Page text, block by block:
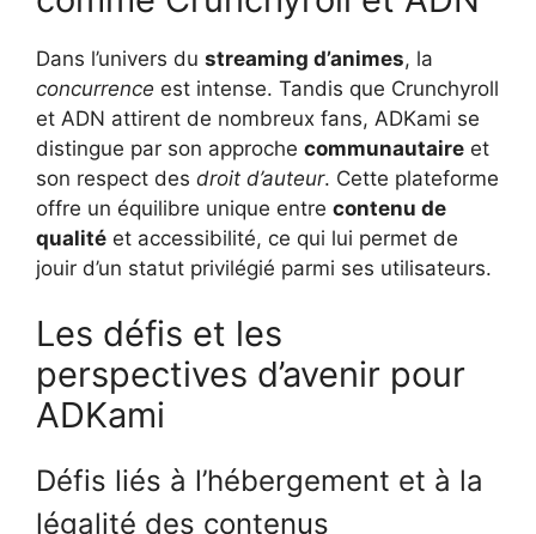
Dans l’univers du streaming d’animes, la
concurrence est intense. Tandis que Crunchyroll
et ADN attirent de nombreux fans, ADKami se
distingue par son approche communautaire et
son respect des droit d’auteur. Cette plateforme
offre un équilibre unique entre contenu de
qualité et accessibilité, ce qui lui permet de
jouir d’un statut privilégié parmi ses utilisateurs.
Les défis et les
perspectives d’avenir pour
ADKami
Défis liés à l’hébergement et à la
légalité des contenus